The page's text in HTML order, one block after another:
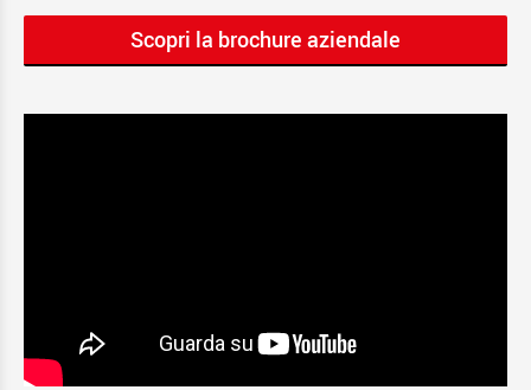
Scopri la brochure aziendale